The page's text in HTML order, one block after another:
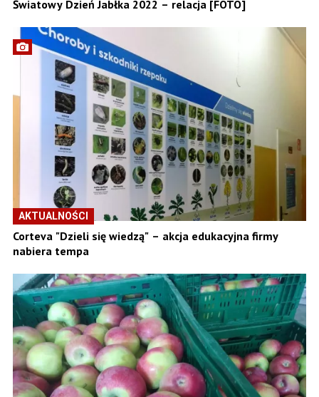
Światowy Dzień Jabłka 2022 – relacja [FOTO]
AKTUALNOŚCI
Corteva "Dzieli się wiedzą" – akcja edukacyjna firmy
nabiera tempa